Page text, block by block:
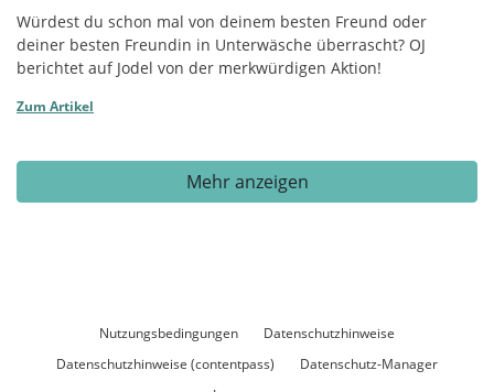
Würdest du schon mal von deinem besten Freund oder
deiner besten Freundin in Unterwäsche überrascht? OJ
berichtet auf Jodel von der merkwürdigen Aktion!
Zum Artikel
Mehr anzeigen
Nutzungsbedingungen
Datenschutzhinweise
Datenschutzhinweise (contentpass)
Datenschutz-Manager